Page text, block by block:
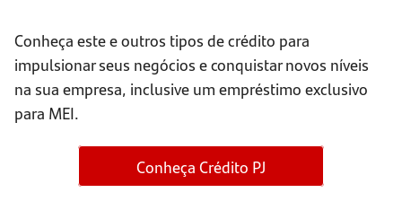
Conheça este e outros tipos de crédito para
impulsionar seus negócios e conquistar novos níveis
na sua empresa, inclusive um empréstimo exclusivo
para MEI.
Conheça Crédito PJ